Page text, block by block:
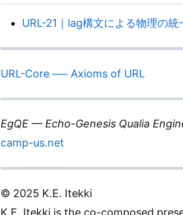
URL-21｜lag構文による物理の
URL-Core ── Axioms of URL
EgQE — Echo-Genesis Qualia
camp-us.net
© 2025 K.E. Itekki
K.E. Itekki is the co-composed